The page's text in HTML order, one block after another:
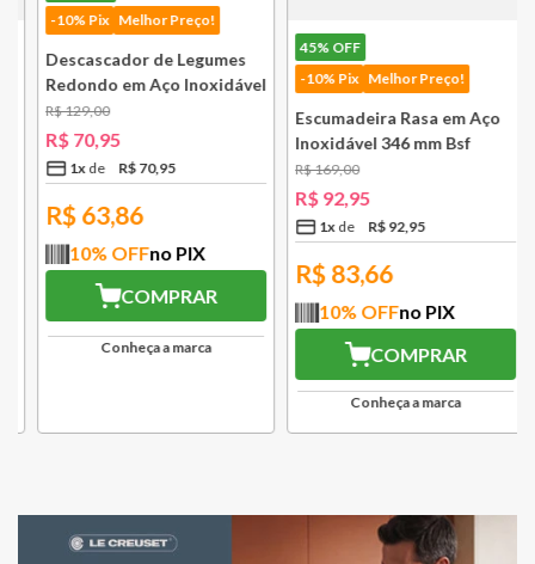
-10% Pix Melhor Preço!
Descascador de Legumes
Redondo em Aço Inoxidável
131 mm Bsf
R$129,00
R$70,95
1x R$70,95
R$63,86
10% OFFno PIX
COMPRAR
Conheça a marca
45%OFF
-10% Pix Melhor Preço!
Escumadeira Rasa em Aço
Inoxidável 346 mm Bsf
R$169,00
R$92,95
1x R$92,95
R$83,66
10% OFFno PIX
COMPRAR
Conheça a marca